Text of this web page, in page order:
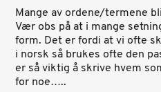
Mange av ordene/termene
Vær obs på at i mange
form. Det er fordi at vi ofte
i norsk så brukes ofte den
er så viktig å skrive hvem
for noe…..